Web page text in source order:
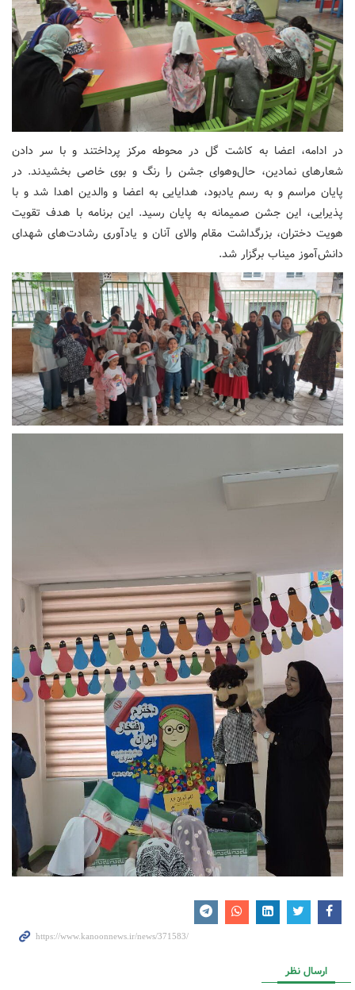
در ادامه، اعضا به کاشت گل در محوطه مرکز پرداختند و با سر دادن
شعارهای نمادین، حال‌وهوای جشن را رنگ و بوی خاصی بخشیدند. در
پایان مراسم و به رسم یادبود، هدایایی به اعضا و والدین اهدا شد و با
پذیرایی، این جشن صمیمانه به پایان رسید. این برنامه با هدف تقویت
هویت دختران، بزرگداشت مقام والای آنان و یادآوری رشادت‌های شهدای
دانش‌آموز میناب برگزار شد.
ارسال نظر